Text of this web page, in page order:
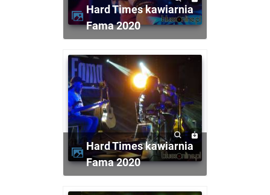
Hard Times kawiarnia
Fama 2020
Hard Times kawiarnia
Fama 2020